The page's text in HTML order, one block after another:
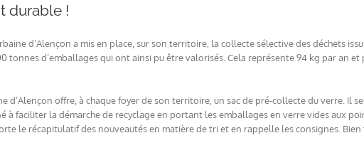
durable !
d’Alençon a mis en place, sur son territoire, la collecte sélective des déchets
tonnes d’emballages qui ont ainsi pu être valorisés. Cela représente 94 kg par an
d’Alençon offre, à chaque foyer de son territoire, un sac de pré-collecte du verre. Il
faciliter la démarche de recyclage en portant les emballages en verre vides aux
le récapitulatif des nouveautés en matière de tri et en rappelle les consignes.